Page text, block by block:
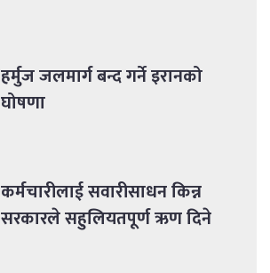
हर्मुज जलमार्ग बन्द गर्ने इरानको
घोषणा
कर्मचारीलाई सवारीसाधन किन्न
सरकारले सहुलियतपूर्ण ऋण दिने